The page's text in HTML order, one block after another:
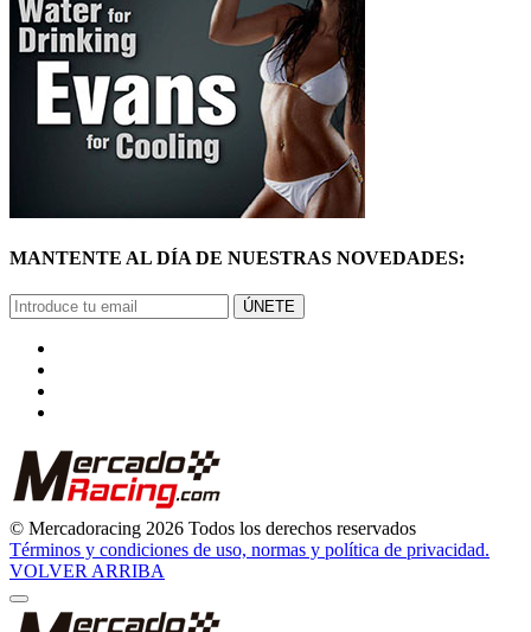
© Mercadoracing 2026 Todos los derechos reservados
Términos y condiciones de uso, normas y política de privacidad.
VOLVER ARRIBA